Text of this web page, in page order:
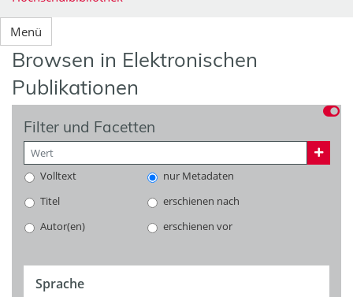
Menü
Browsen in Elektronischen
Publikationen
Filter und Facetten
Volltext
nur Metadaten
Titel
erschienen nach
Autor(en)
erschienen vor
Sprache